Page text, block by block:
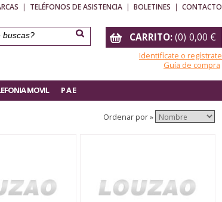
| TELÉFONOS DE ASISTENCIA | BOLETINES | CONTACTO
0,00 €
CARRITO:(0)
Identifícate o regístrate
Guía de compra
MOVIL P A E
Ordenar por »